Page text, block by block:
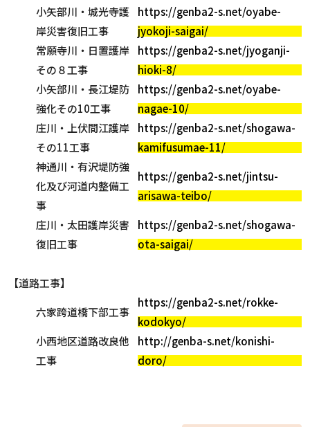
小矢部川・城光寺護
岸災害復旧工事
https://genba2-s.net/oyabe-
jyokoji-saigai/
常願寺川・日置護岸
その８工事
https://genba2-s.net/jyoganji-
hioki-8/
小矢部川・長江堤防
強化その10工事
https://genba2-s.net/oyabe-
nagae-10/
庄川・上伏間江護岸
その11工事
https://genba2-s.net/shogawa-
kamifusumae-11/
神通川・有沢堤防強
化及び河道内整備工
事
https://genba2-s.net/jintsu-
arisawa-teibo/
庄川・太田護岸災害
復旧工事
https://genba2-s.net/shogawa-
ota-saigai/
【道路工事】
六家跨道橋下部工事
https://genba2-s.net/rokke-
kodokyo/
小西地区道路改良他
工事
http://genba-s.net/konishi-
doro/